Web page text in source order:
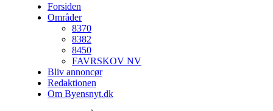
Forsiden
Områder
8370
8382
8450
FAVRSKOV NV
Bliv annoncør
Redaktionen
Om Byensnyt.dk